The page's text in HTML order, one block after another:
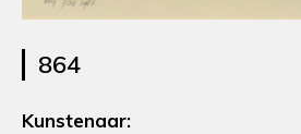
864
Kunstenaar: